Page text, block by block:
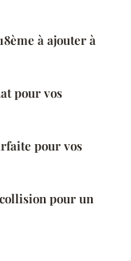
à ajouter à
pour vos
pour vos
pour un